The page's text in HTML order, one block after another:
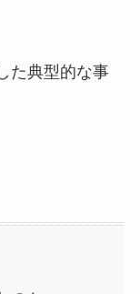
た典型的な事